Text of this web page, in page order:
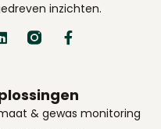
inzichten.
& gewas monitoring